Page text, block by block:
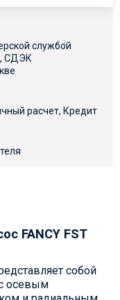
службой
СДЭК
расчет, Кредит
FANCY FST
собой
осевым